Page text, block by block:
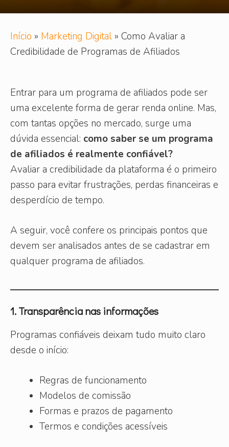
Início » Marketing Digital » Como Avaliar a
Credibilidade de Programas de Afiliados
Entrar para um programa de afiliados pode ser
uma excelente forma de gerar renda online. Mas,
com tantas opções no mercado, surge uma
dúvida essencial: como saber se um programa
de afiliados é realmente confiável?
Avaliar a credibilidade da plataforma é o primeiro
passo para evitar frustrações, perdas financeiras e
desperdício de tempo.
A seguir, você confere os principais pontos que
devem ser analisados antes de se cadastrar em
qualquer programa de afiliados.
1. Transparência nas informações
Programas confiáveis deixam tudo muito claro
desde o início:
Regras de funcionamento
Modelos de comissão
Formas e prazos de pagamento
Termos e condições acessíveis